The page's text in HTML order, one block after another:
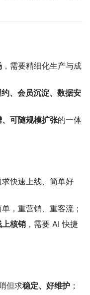
，需要精细化生产与成
、会员沉淀、数据安
可随规模扩张的一体
求快速上线、简单好
，重营销、重客流；
核销 ，需要 AI 快捷
但求稳定、好维护 ；